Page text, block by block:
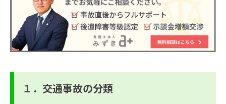
１．交通事故の分類